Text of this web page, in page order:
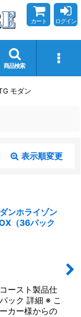
カート ログイン
商品検索
モダン
表示順変更
ンホライゾン
（36パック
ースト製品仕
ック 詳細 ※ こ
カー様からの